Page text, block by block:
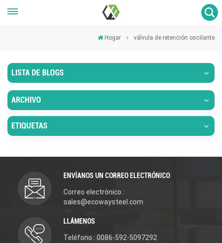
Hogar válvula de retención oscilante
LISTA DE BLOGS
ARCHIVO
ETIQUETAS
ENVÍANOS UN CORREO ELECTRÓNICO
Correo electrónico :
sales@ecowaysteel.com
LLÁMENOS
Teléfono : 0086-592-5097292